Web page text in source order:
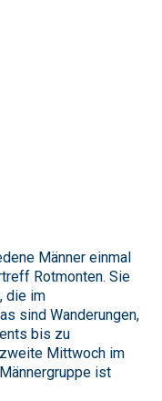
Männer einmal
Rotmonten. Sie
die im
sind Wanderungen,
bis zu
Mittwoch im
ist